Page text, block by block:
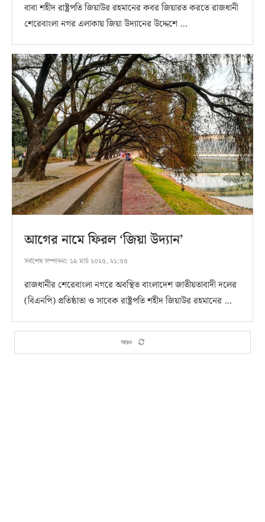
বাবা শহীদ রাষ্ট্রপতি জিয়াউর রহমানের কবর জিয়ারত করতে রাজধানী
শেরেবাংলা নগর এলাকায় জিয়া উদ্যানের উদ্দেশে …
আগের নামে ফিরল ‘জিয়া উদ্যান’
সর্বশেষ সম্পাদনা: ১৯ মার্চ ২০২৫, ২১:৫৫
রাজধানীর শেরেবাংলা নগরে অবস্থিত বাংলাদেশ জাতীয়তাবাদী দলের
(বিএনপি) প্রতিষ্ঠাতা ও সাবেক রাষ্ট্রপতি শহীদ জিয়াউর রহমানের …
আরও